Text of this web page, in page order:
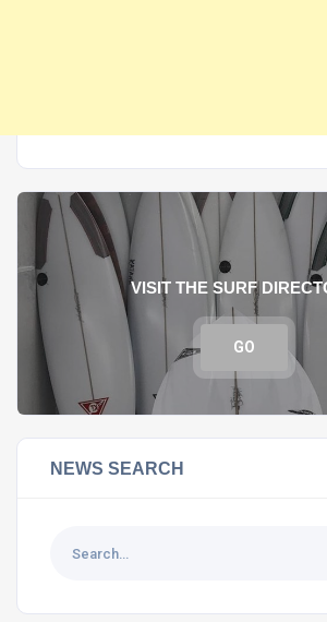
VISIT THE SURF
GO
NEWS SEARCH